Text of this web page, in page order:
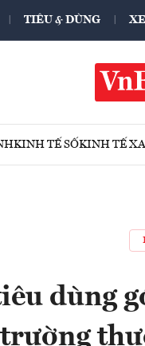
TIÊU & DÙNG XE
KINH TẾ SỐKINH TẾ
dùng
trường